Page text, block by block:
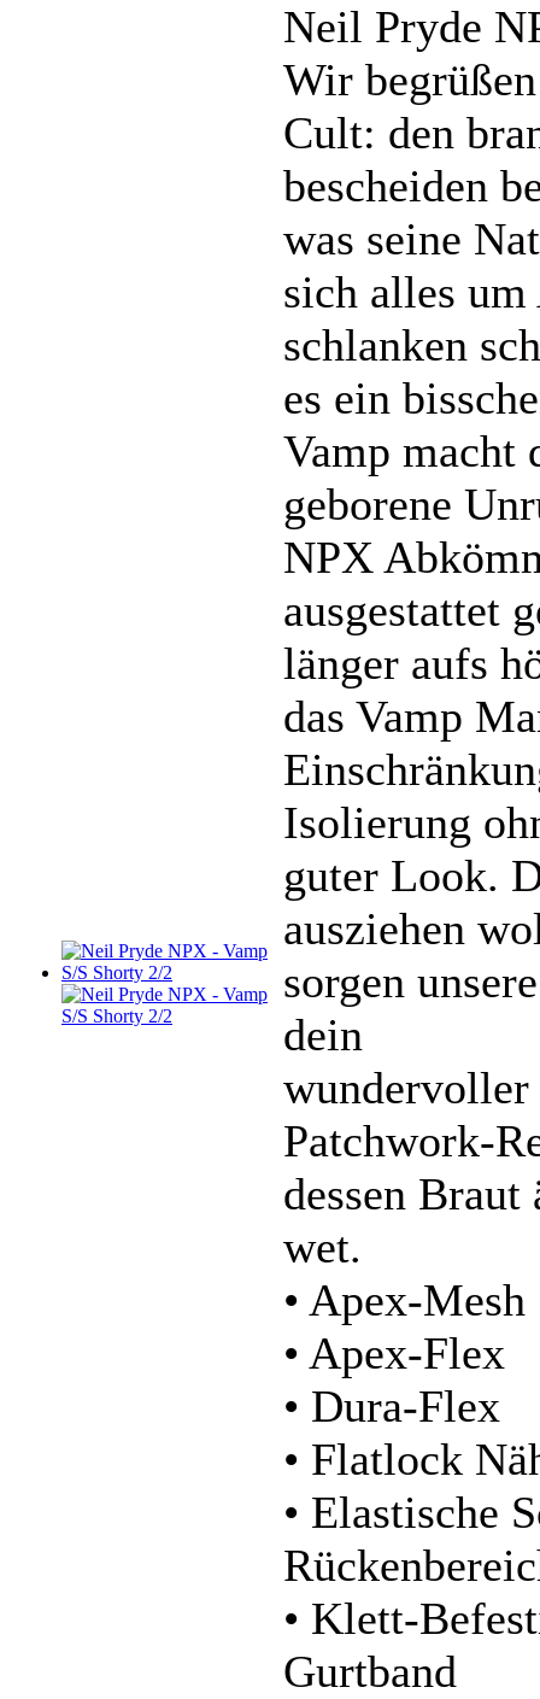
Neil Pryde
Wir
Cult: den
bescheiden
was seine
sich alles
schlanken
es ein
Vamp macht
geborene
NPX
ausgestattet
länger aufs
das Vamp
Isolierung
guter Look.
ausziehen
sorgen
dein
Patchwork-
dessen
wet.
• Apex-Mesh
• Apex-Flex
• Dura-Flex
• Flatlock
• Elastische
• Klett-
Gurtband